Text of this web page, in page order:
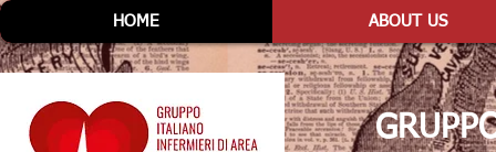
HOME ABOUT US